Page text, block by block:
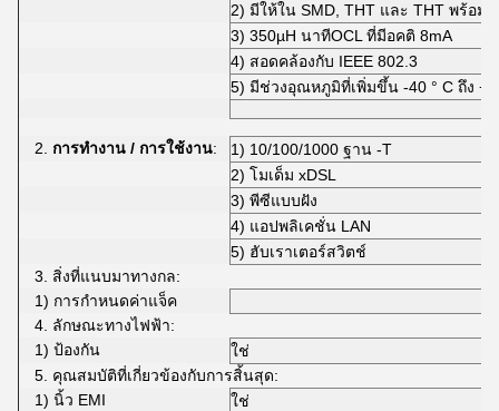
2) มีให้ใน SMD, THT และ THT พร้อม
3) 350µH นาทีOCL ที่มีอคติ 8mA
4) สอดคล้องกับ IEEE 802.3
5) มีช่วงอุณหภูมิที่เพิ่มขึ้น -40 ° C ถึง +
2. การทำงาน / การใช้งาน:
1) 10/100/1000 ฐาน -T
2) โมเด็ม xDSL
3) พีซีแบบฝัง
4) แอปพลิเคชั่น LAN
5) ฮับเราเตอร์สวิตช์
3. สิ่งที่แนบมาทางกล:
1) การกำหนดค่าแจ็ค
4. ลักษณะทางไฟฟ้า:
1) ป้องกัน
ใช่
5. คุณสมบัติที่เกี่ยวข้องกับการสิ้นสุด:
1) นิ้ว EMI
ใช่